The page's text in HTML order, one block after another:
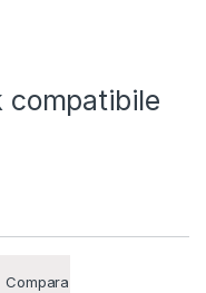
compatibile
Compara